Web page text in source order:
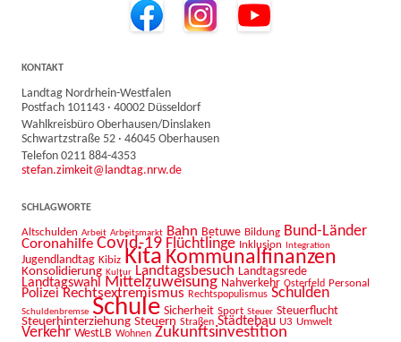
KONTAKT
Landtag Nordrhein-Westfalen
Postfach 101143 · 40002 Düsseldorf
Wahlkreisbüro Oberhausen/Dinslaken
Schwartzstraße 52 · 46045 Oberhausen
Telefon 0211 884-4353
stefan.zimkeit@landtag.nrw.de
SCHLAGWORTE
Altschulden Arbeit Arbeitsmarkt Bahn Betuwe Bildung Bund-Länder
Coronahilfe Covid-19 Flüchtlinge Inklusion Integration
Jugendlandtag Kibiz Kita Kommunalfinanzen
Konsolidierung Kultur Landtagsbesuch Landtagsrede
Landtagswahl Mittelzuweisung Nahverkehr Osterfeld Personal
Polizei Rechtsextremismus Rechtspopulismus Schulden
Schuldenbremse Schule Sicherheit Sport Steuer Steuerflucht
Steuerhinterziehung Steuern Straßen Städtebau U3 Umwelt
Verkehr WestLB Wohnen Zukunftsinvestition